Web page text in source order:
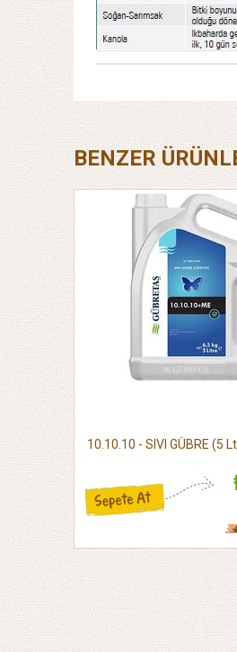
BENZER
10.10.10 - SIVI GÜBRE (5